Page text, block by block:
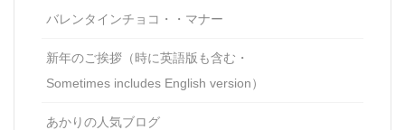
バレンタインチョコ・・マナー
新年のご挨拶（時に英語版も含む・
Sometimes includes English version）
あかりの人気ブログ